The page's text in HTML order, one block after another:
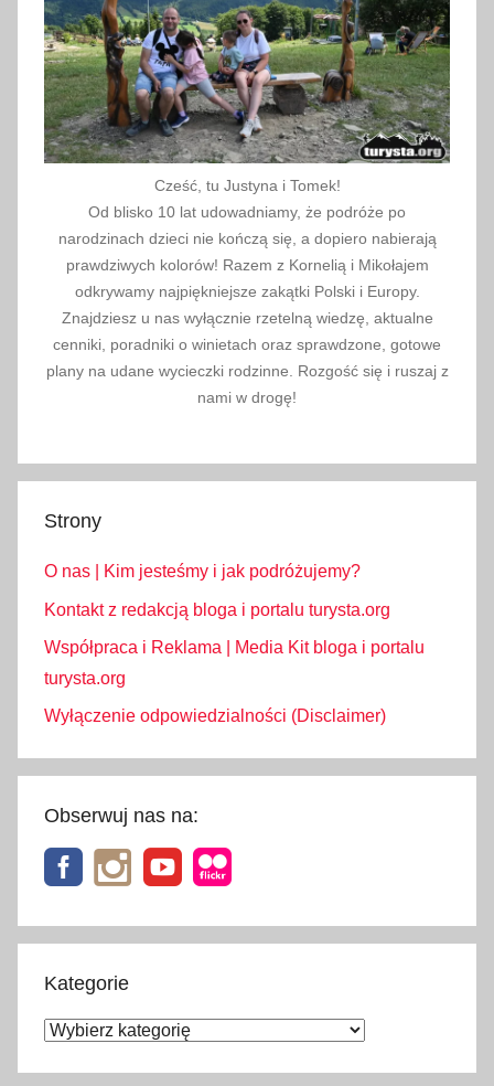
Cześć, tu Justyna i Tomek!
Od blisko 10 lat udowadniamy, że podróże po
narodzinach dzieci nie kończą się, a dopiero nabierają
prawdziwych kolorów! Razem z Kornelią i Mikołajem
odkrywamy najpiękniejsze zakątki Polski i Europy.
Znajdziesz u nas wyłącznie rzetelną wiedzę, aktualne
cenniki, poradniki o winietach oraz sprawdzone, gotowe
plany na udane wycieczki rodzinne. Rozgość się i ruszaj z
nami w drogę!
Strony
O nas | Kim jesteśmy i jak podróżujemy?
Kontakt z redakcją bloga i portalu turysta.org
Współpraca i Reklama | Media Kit bloga i portalu
turysta.org
Wyłączenie odpowiedzialności (Disclaimer)
Obserwuj nas na:
Kategorie
Kategorie